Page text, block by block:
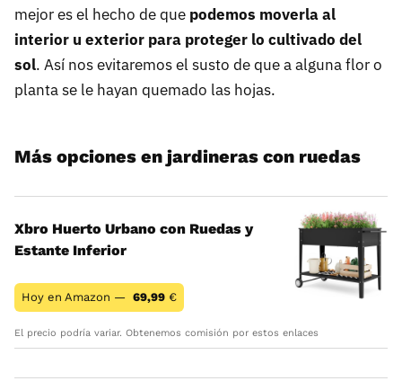
mejor es el hecho de que podemos moverla al
interior u exterior para proteger lo cultivado del
sol. Así nos evitaremos el susto de que a alguna flor o
planta se le hayan quemado las hojas.
Más opciones en jardineras con ruedas
Xbro Huerto Urbano con Ruedas y
Estante Inferior
Hoy en Amazon — 69,99 €
El precio podría variar. Obtenemos comisión por estos enlaces